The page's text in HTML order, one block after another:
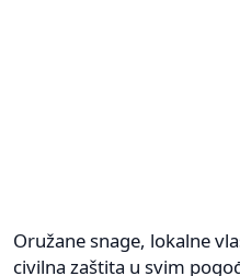
Oružane snage, lokalne
civilna zaštita u svim